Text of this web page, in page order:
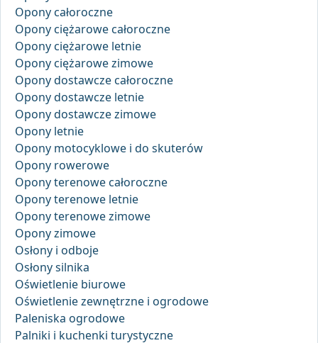
Opony całoroczne
Opony ciężarowe całoroczne
Opony ciężarowe letnie
Opony ciężarowe zimowe
Opony dostawcze całoroczne
Opony dostawcze letnie
Opony dostawcze zimowe
Opony letnie
Opony motocyklowe i do skuterów
Opony rowerowe
Opony terenowe całoroczne
Opony terenowe letnie
Opony terenowe zimowe
Opony zimowe
Osłony i odboje
Osłony silnika
Oświetlenie biurowe
Oświetlenie zewnętrzne i ogrodowe
Paleniska ogrodowe
Palniki i kuchenki turystyczne